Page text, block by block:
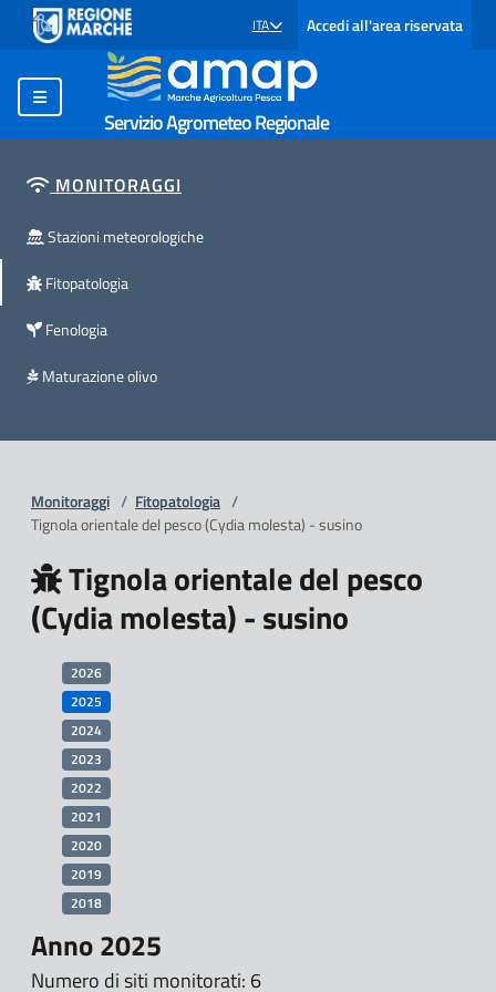
SELEZIONE LINGUA: LINGUA SELEZIONATA
ITA Accedi all'area riservata
Servizio Agrometeo Regionale
MONITORAGGI
Stazioni meteorologiche
Fitopatologia
Fenologia
Maturazione olivo
Monitoraggi / Fitopatologia /
Tignola orientale del pesco (Cydia molesta) - susino
Tignola orientale del pesco
(Cydia molesta) - susino
2026
2025
2024
2023
2022
2021
2020
2019
2018
Anno 2025
Numero di siti monitorati: 6